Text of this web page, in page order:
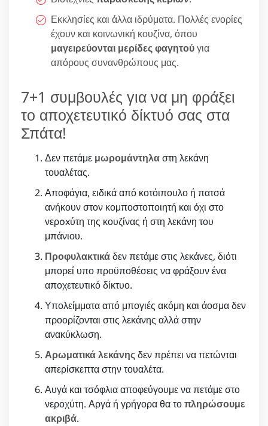
Εκκλησίες και άλλα ιδρύματα. Πολλές ενορίες
έχουν και κοινωνική κουζίνα, όπου
μαγειρεύονται μερίδες φαγητούγια
απόρους συνανθρώπους μας.
7+1 συμβουλές για να μη φράξει
το αποχετευτικό δίκτυό σας στα
Σπάτα!
Δεν πετάμε μωρομάντηλαστη λεκάνη
τουαλέτας.
Αποφάγια, ειδικά από κοτόιπουλο ή πατσά
ανήκουν στον κομποστοποιητή και όχι στο
νερoxύτη της κουζίνας ή στη λεκάνη του
μπάνιου.
Προφυλακτικάδεν πετάμε στις λεκάνες, διότι
μπορεί υπο προϋποθέσεις να φράξουν ένα
αποχετευτικό δίκτυο.
Υπολείμματα από μπογιές ακόμη και άοσμα δεν
προορίζονται στις λεκάνης αλλά στην
ανακύκλωση.
Αρωματικά λεκάνηςδεν πρέπει να πετώνται
απερίσκεπτα στην τουαλέτα.
Αυγά και τσόφλια αποφεύγουμε να πετάμε στο
νεροχύτη. Αργά ή γρήγορα θα τοπληρώσουμε
ακριβά.